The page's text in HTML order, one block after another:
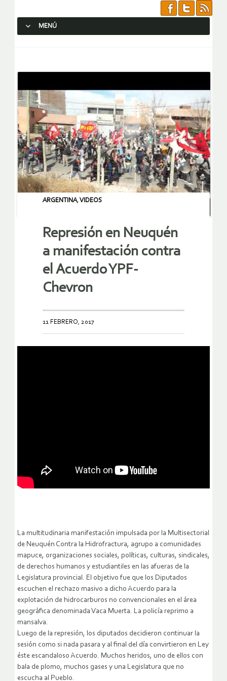
MENÚ
ARGENTINA,VIDEOS
Represión en Neuquén
a manifestación contra
el Acuerdo YPF-
Chevron
11 FEBRERO, 2017
La multitudinaria manifestación impulsada por la Multisectorial
de Neuquén Contra la Hidrofractura, agrupo a comunidades
mapuce, organizaciones sociales, políticas, culturas, sindicales,
de derechos humanos y estudiantiles en las afueras de la
Legislatura provincial. El objetivo fue que los Diputados
escuchen el rechazo masivo a dicho Acuerdo para la
explotación de hidrocarburos no convencionales en el área
geográfica denominada Vaca Muerta. La policía reprimo a
mansalva.
Luego de la represión, los diputados decidieron continuar la
sesión como si nada pasara y al final del día convirtieron en Ley
éste escandaloso Acuerdo. Muchos heridos, uno de ellos con
bala de plomo, muchos gases y una Legislatura que no
escucha al Pueblo.